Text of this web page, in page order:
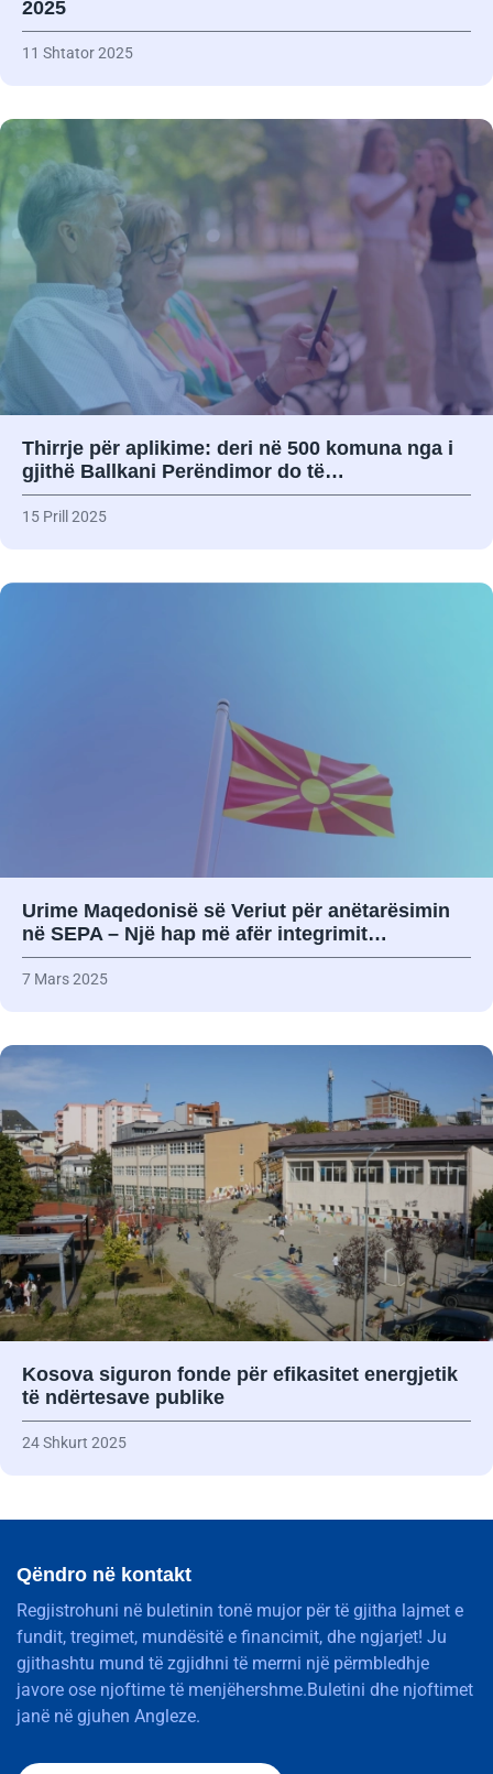
2025
11 Shtator 2025
Thirrje për aplikime: deri në 500 komuna nga i
gjithë Ballkani Perëndimor do të…
15 Prill 2025
Urime Maqedonisë së Veriut për anëtarësimin
në SEPA – Një hap më afër integrimit…
7 Mars 2025
Kosova siguron fonde për efikasitet energjetik
të ndërtesave publike
24 Shkurt 2025
Qëndro në kontakt
Regjistrohuni në buletinin tonë mujor për të gjitha lajmet e
fundit, tregimet, mundësitë e financimit, dhe ngjarjet! Ju
gjithashtu mund të zgjidhni të merrni një përmbledhje
javore ose njoftime të menjëhershme.Buletini dhe njoftimet
janë në gjuhen Angleze.